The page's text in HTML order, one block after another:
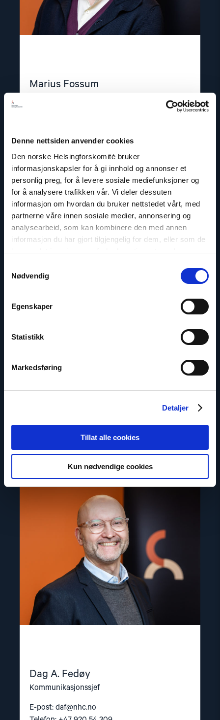
Denne nettsiden anvender cookies
Den norske Helsingforskomité bruker
informasjonskapsler for å gi innhold og annonser et
personlig preg, for å levere sosiale mediefunksjoner og
for å analysere trafikken vår. Vi deler dessuten
informasjon om hvordan du bruker nettstedet vårt, med
partnerne våre innen sosiale medier, annonsering og
analysearbeid, som kan kombinere den med annen
informasjon du har gjort tilgjengelig for dem, eller som de
har samlet inn gjennom din bruk av tjenestene deres.
Nødvendig
Egenskaper
Statistikk
Markedsføring
Detaljer
Tillat alle cookies
Kun nødvendige cookies
Marius Fossum
Twitter: @Marius_Fossum
article
"Valentina
Kazachevskaya"
Dag A. Fedøy
Kommunikasjonssjef
E-post: daf@nhc.no
Read
article
"Dag
A.
Fedøy"